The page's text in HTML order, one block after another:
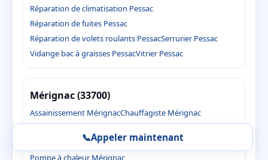
Réparation de climatisation Pessac
Réparation de fuites Pessac
Réparation de volets roulants PessacSerrurier Pessac
Vidange bac à graisses PessacVitrier Pessac
Mérignac (33700)
Assainissement MérignacChauffagiste Mérignac
Débouchage de canalisations Mérignac
Électricien MérignacPeinture MérignacPlombier Mérignac
Pompe à chaleur Mérignac
📞Appeler maintenant